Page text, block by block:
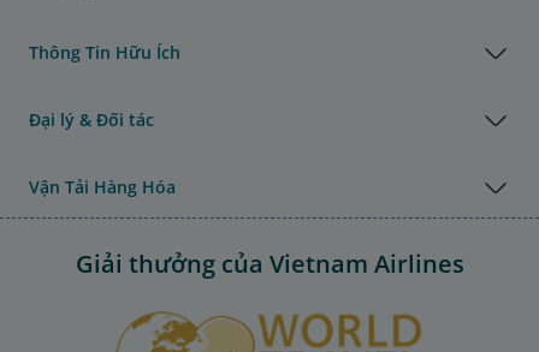
Thông Tin Hữu Ích
Đại lý & Đối tác
Vận Tải Hàng Hóa
Giải thưởng của Vietnam Airlines